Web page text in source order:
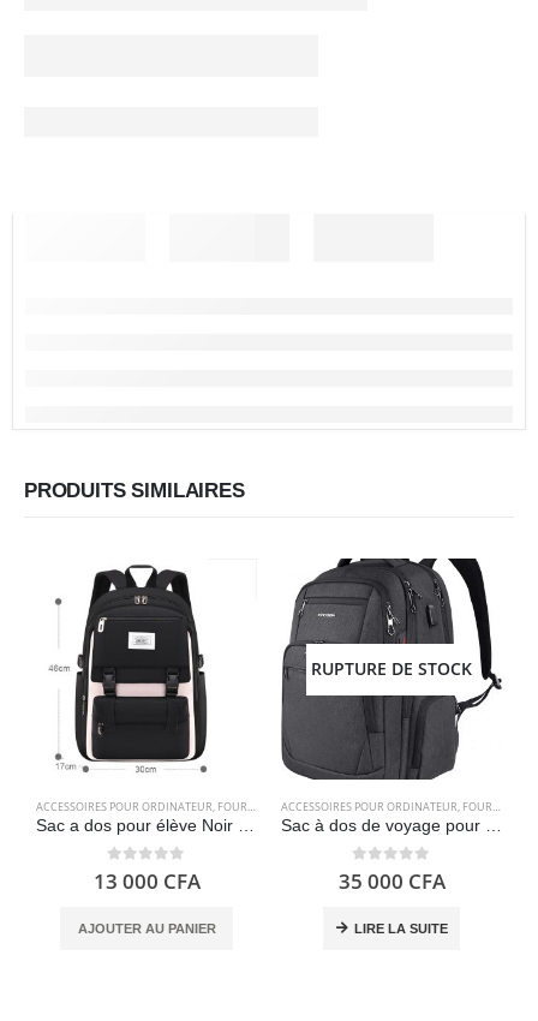
PRODUITS SIMILAIRES
ACCESSOIRES POUR ORDINATEUR, FOURNITURES SCOLAIRES ,SACS
Sac a dos pour élève Noir – B28-Noir
0out of 5
13 000 CFA
AJOUTER AU PANIER
RUPTURE DE STOCK
ACCESSOIRES POUR ORDINATEUR, FOURNITURES SCOLAIRES
Sac à dos de voyage pour ordinateur portable 17.3 hydrofuge – KROSER
0 out of 5
35 000 CFA
LIRE LA SUITE